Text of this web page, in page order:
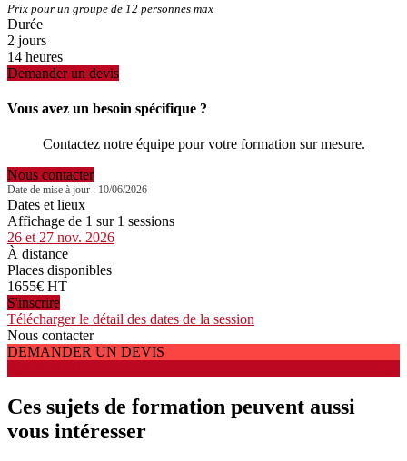
Prix pour un groupe de 12 personnes max
Durée
2 jours
14 heures
Demander un devis
Vous avez un besoin spécifique ?
Contactez notre équipe pour votre formation sur mesure.
Nous contacter
Date de mise à jour : 10/06/2026
Dates et lieux
Affichage de 1 sur 1 sessions
26 et 27 nov. 2026
À distance
Places disponibles
1655€ HT
S'inscrire
Télécharger le détail des dates de la session
Nous contacter
DEMANDER UN DEVIS
Ces sujets de formation peuvent aussi
vous intéresser